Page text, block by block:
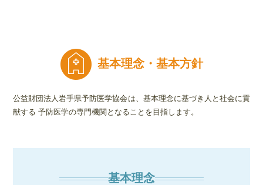
基本理念・基本方針
公益財団法人岩手県予防医学協会は、基本理念に基づき人と社会に貢
献する 予防医学の専門機関となることを目指します。
基本理念